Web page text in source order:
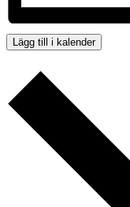
Lägg till i kalender